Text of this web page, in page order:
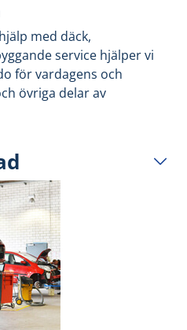
med däck,
service hjälper vi
för vardagens och
övriga delar av